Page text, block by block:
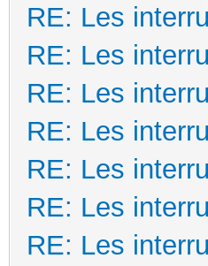
RE: Les
RE: Les
RE: Les
RE: Les
RE: Les
RE: Les
RE: Les